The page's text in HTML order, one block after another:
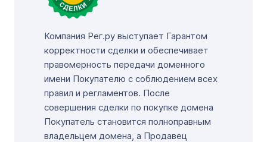
Компания Рег.ру выступает Гарантом
корректности сделки и обеспечивает
правомерность передачи доменного
имени Покупателю с соблюдением всех
правил и регламентов. После
совершения сделки по покупке домена
Покупатель становится полноправным
владельцем домена, а Продавец